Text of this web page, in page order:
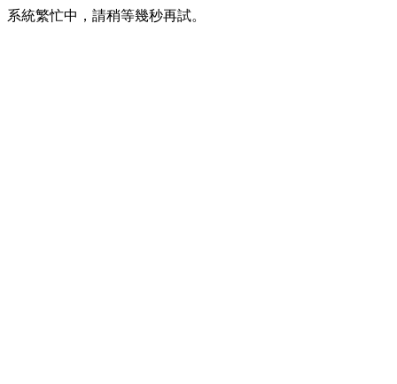
系統繁忙中，請稍等幾秒再試。